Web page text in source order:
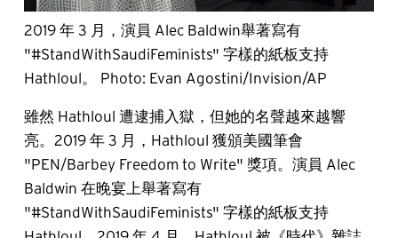
2019 年 3 月，演員 Alec Baldwin舉著寫有
"#StandWithSaudiFeminists" 字樣的紙板支持
Hathloul。 Photo: Evan Agostini/Invision/AP
雖然 Hathloul 遭逮捕入獄，但她的名聲越來越響
亮。2019 年 3 月，Hathloul 獲頒美國筆會
"PEN/Barbey Freedom to Write" 獎項。演員 Alec
Baldwin 在晚宴上舉著寫有
"#StandWithSaudiFeminists" 字樣的紙板支持